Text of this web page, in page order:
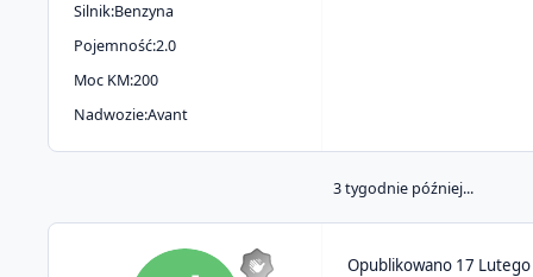
Silnik:Benzyna
Pojemność:2.0
Moc KM:200
Nadwozie:Avant
3 tygodnie później...
Opublikowano 17